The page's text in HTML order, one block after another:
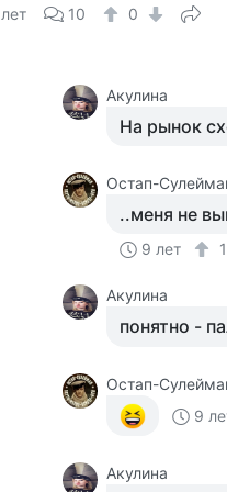
10 0
Акулина
На рынок
Остап-
..меня не
9 лет 1
Акулина
понятно -
Остап-
9
Акулина